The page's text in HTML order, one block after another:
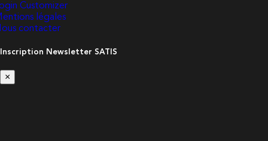
Customizer
légales
contacter
Inscription Newsletter SATIS
×